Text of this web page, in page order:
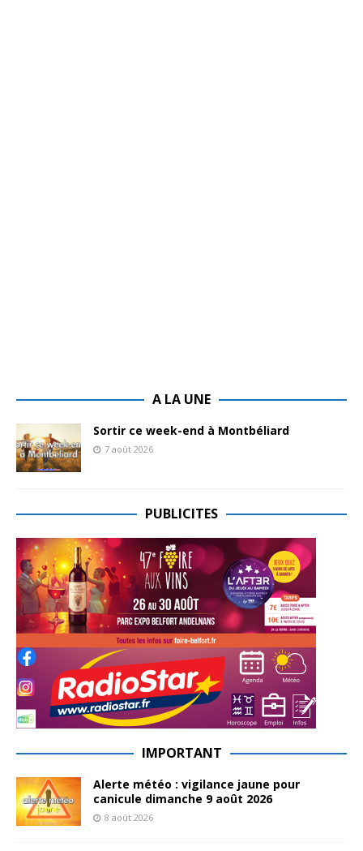
A LA UNE
Sortir ce week-end à Montbéliard
7 août 2026
PUBLICITES
IMPORTANT
Alerte météo : vigilance jaune pour
canicule dimanche 9 août 2026
8 août 2026